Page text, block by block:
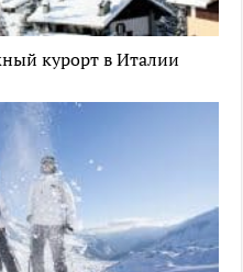
курорт в Италии